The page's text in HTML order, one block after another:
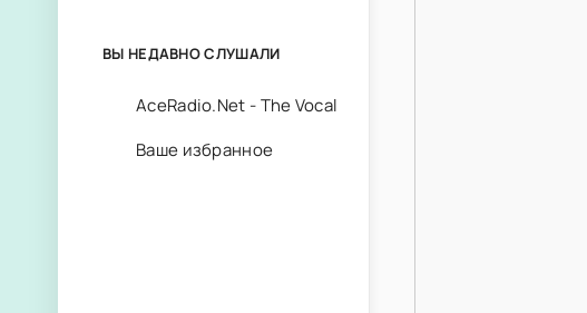
ВЫ НЕДАВНО СЛУШАЛИ
AceRadio.Net - The Vocal
Ваше избранное